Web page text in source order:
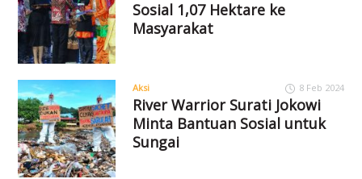
Sosial 1,07 Hektare ke
Masyarakat
Aksi 8 Feb 2024
River Warrior Surati Jokowi
Minta Bantuan Sosial untuk
Sungai